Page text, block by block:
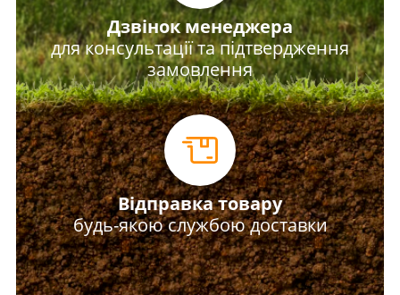
Дзвінок менеджера
для консультації та підтвердження
замовлення
Відправка товару
будь-якою службою доставки